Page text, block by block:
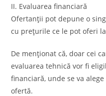
II. Evaluarea financiară
Ofertanții pot depune o
cu prețurile ce le pot oferi la
De menționat că, doar cei
evaluarea tehnică vor fi
financiară, unde se va
ofertă.